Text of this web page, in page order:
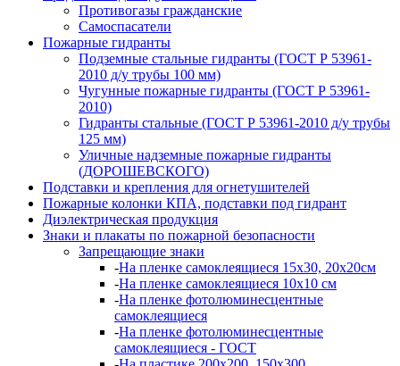
Противогазы гражданские
Самоспасатели
Пожарные гидранты
Подземные стальные гидранты (ГОСТ Р 53961-
2010 д/у трубы 100 мм)
Чугунные пожарные гидранты (ГОСТ Р 53961-
2010)
Гидранты стальные (ГОСТ Р 53961-2010 д/у трубы
125 мм)
Уличные надземные пожарные гидранты
(ДОРОШЕВСКОГО)
Подставки и крепления для огнетушителей
Пожарные колонки КПА, подставки под гидрант
Диэлектрическая продукция
Знаки и плакаты по пожарной безопасности
Запрещающие знаки
-На пленке самоклеящиеся 15х30, 20х20см
-На пленке самоклеящиеся 10х10 см
-На пленке фотолюминесцентные
самоклеящиеся
-На пленке фотолюминесцентные
самоклеящиеся - ГОСТ